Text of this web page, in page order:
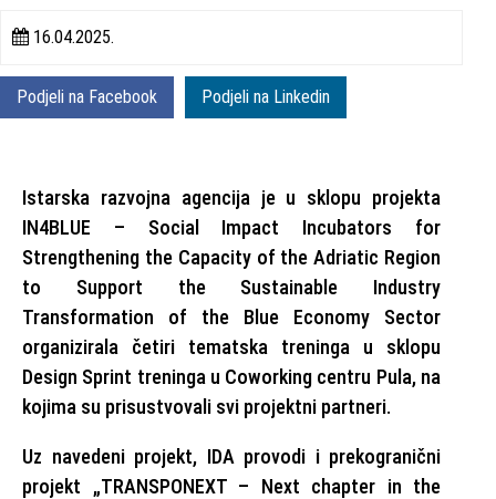
16.04.2025.
Podjeli na Facebook Podjeli na Linkedin
Istarska razvojna agencija je u sklopu projekta
IN4BLUE – Social Impact Incubators for
Strengthening the Capacity of the Adriatic Region
to Support the Sustainable Industry
Transformation of the Blue Economy Sector
organizirala četiri tematska treninga u sklopu
Design Sprint treninga u Coworking centru Pula, na
kojima su prisustvovali svi projektni partneri.
Uz navedeni projekt, IDA provodi i prekogranični
projekt „TRANSPONEXT – Next chapter in the